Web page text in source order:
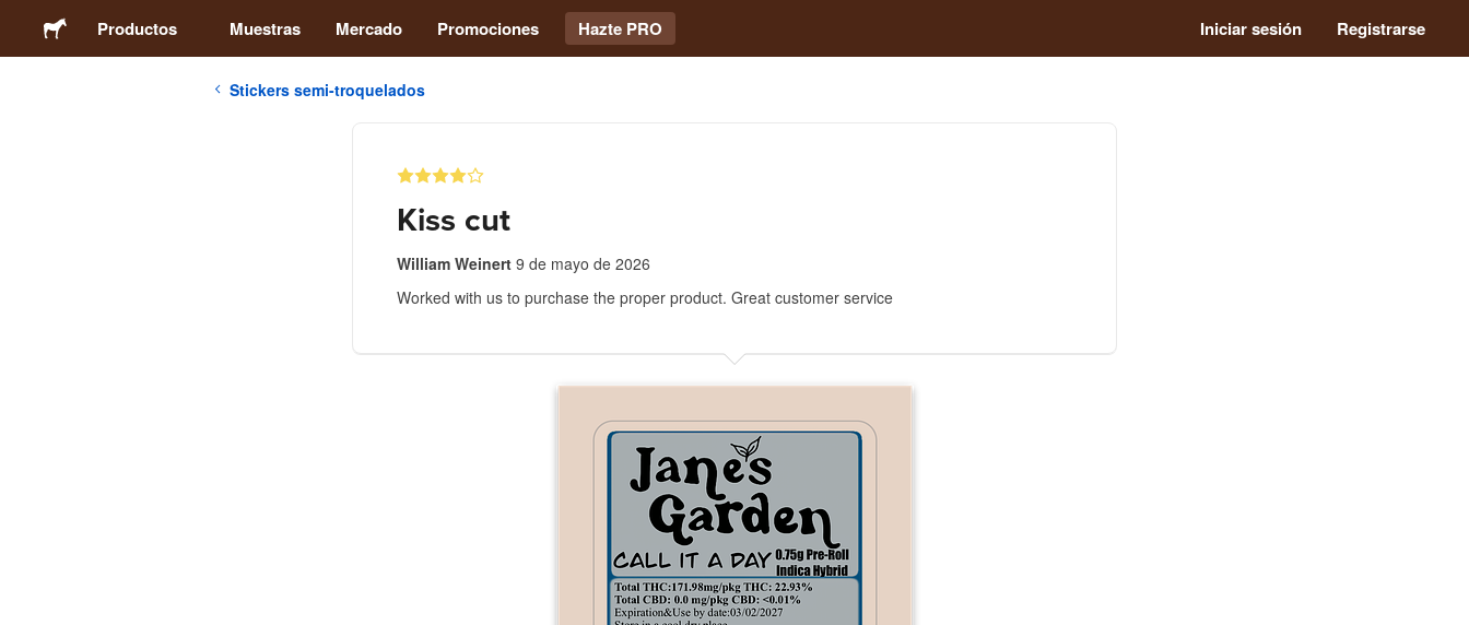
Productos Muestras Mercado Promociones Hazte PRO Iniciar sesión Registrarse
Stickers semi-troquelados
Kiss cut
William Weinert 9 de mayo de 2026
Worked with us to purchase the proper product. Great customer service